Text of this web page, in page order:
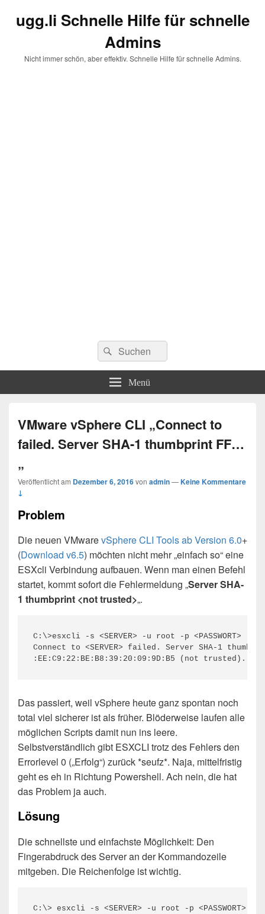
ugg.li Schnelle Hilfe für schnelle
Admins
Nicht immer schön, aber effektiv. Schnelle Hilfe für schnelle Admins.
Suchen
nach:
Suchen
Menü
VMware vSphere CLI „Connect to
failed. Server SHA-1 thumbprint FF…
„
Veröffentlicht am Dezember 6, 2016von admin—Keine Kommentare
↓
Problem
Die neuen VMwarevSphere CLI Tools ab Version 6.0+
(Download v6.5) möchten nicht mehr „einfach so“ eine
ESXcli Verbindung aufbauen. Wenn man einen Befehl
startet, kommt sofort die Fehlermeldung „Server SHA-
1 thumbprint <not trusted>„.
C:\>esxcli -s <SERVER> -u root -p <PASSWORT>
Connect to <SERVER> failed. Server SHA-1
Das passiert, weil vSphere heute ganz spontan noch
total viel sicherer ist als früher. Blöderweise laufen alle
möglichen Scripts damit nun ins leere.
Selbstverständlich gibt ESXCLI trotz des Fehlers den
Errorlevel 0 („Erfolg“) zurück *seufz*. Naja, mittelfristig
geht es eh in Richtung Powershell. Ach nein, die hat
das Problem ja auch.
Lösung
Die schnellste und einfachste Möglichkeit: Den
Fingerabdruck des Server an der Kommandozeile
mitgeben. Die Reichenfolge ist wichtig.
C:\> esxcli -s <SERVER> -u root -p <PASSWORT>